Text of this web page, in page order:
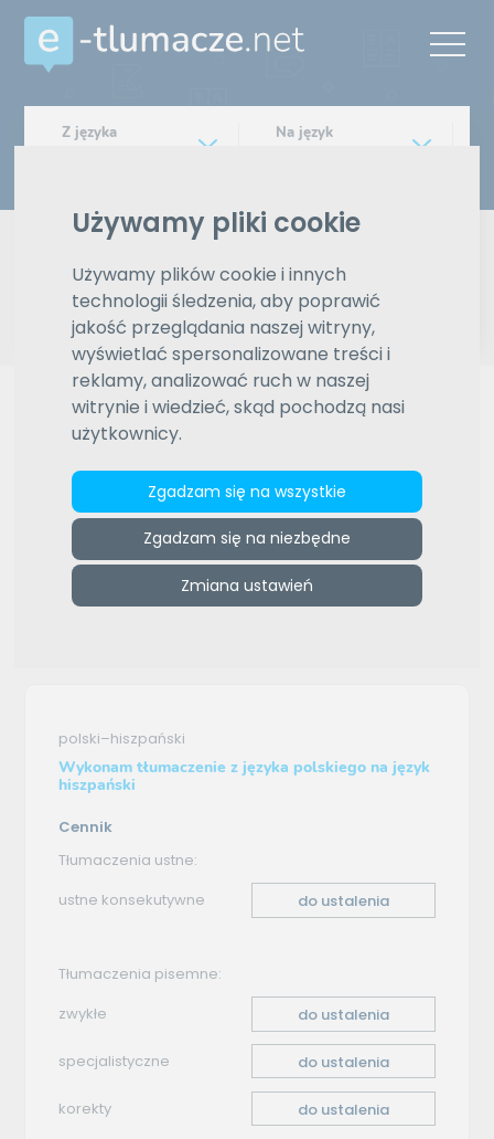
Używamy pliki cookie
Używamy plików cookie i innych
technologii śledzenia, aby poprawić
jakość przeglądania naszej witryny,
wyświetlać spersonalizowane treści i
reklamy, analizować ruch w naszej
witrynie i wiedzieć, skąd pochodzą nasi
użytkownicy.
Zgadzam się na wszystkie
Zgadzam się na niezbędne
Zmiana ustawień
Z języka
Na język
Typ tłumaczenia
Pisemne czy ustne
Znajdź tłumacza
Wyszukiwanie zaawansowane
Reklama
ZAMÓW REKLAMĘ W TYM MIEJSCU
e-tlumacze.net>JP Romanista Instytut Języków Romańskich
Oferta tłumaczenia - polski–hiszpański
polski–hiszpański
Wykonam tłumaczenie z języka polskiego na język
hiszpański
Cennik
Tłumaczenia ustne:
ustne konsekutywne
do ustalenia
Tłumaczenia pisemne:
zwykłe
do ustalenia
specjalistyczne do ustalenia
korekty do ustalenia